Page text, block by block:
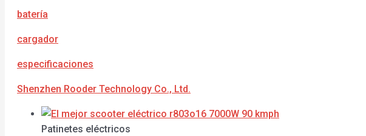
batería
cargador
especificaciones
Shenzhen Rooder Technology Co., Ltd.
Patinetes eléctricos